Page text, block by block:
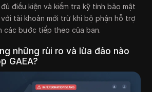
điều kiện và kiểm tra kỹ tính bảo mật
tài khoản mới trừ khi bộ phận hỗ trợ
các bước tiếp theo của bạn.
những rủi ro và lừa đảo nào
GAEA?